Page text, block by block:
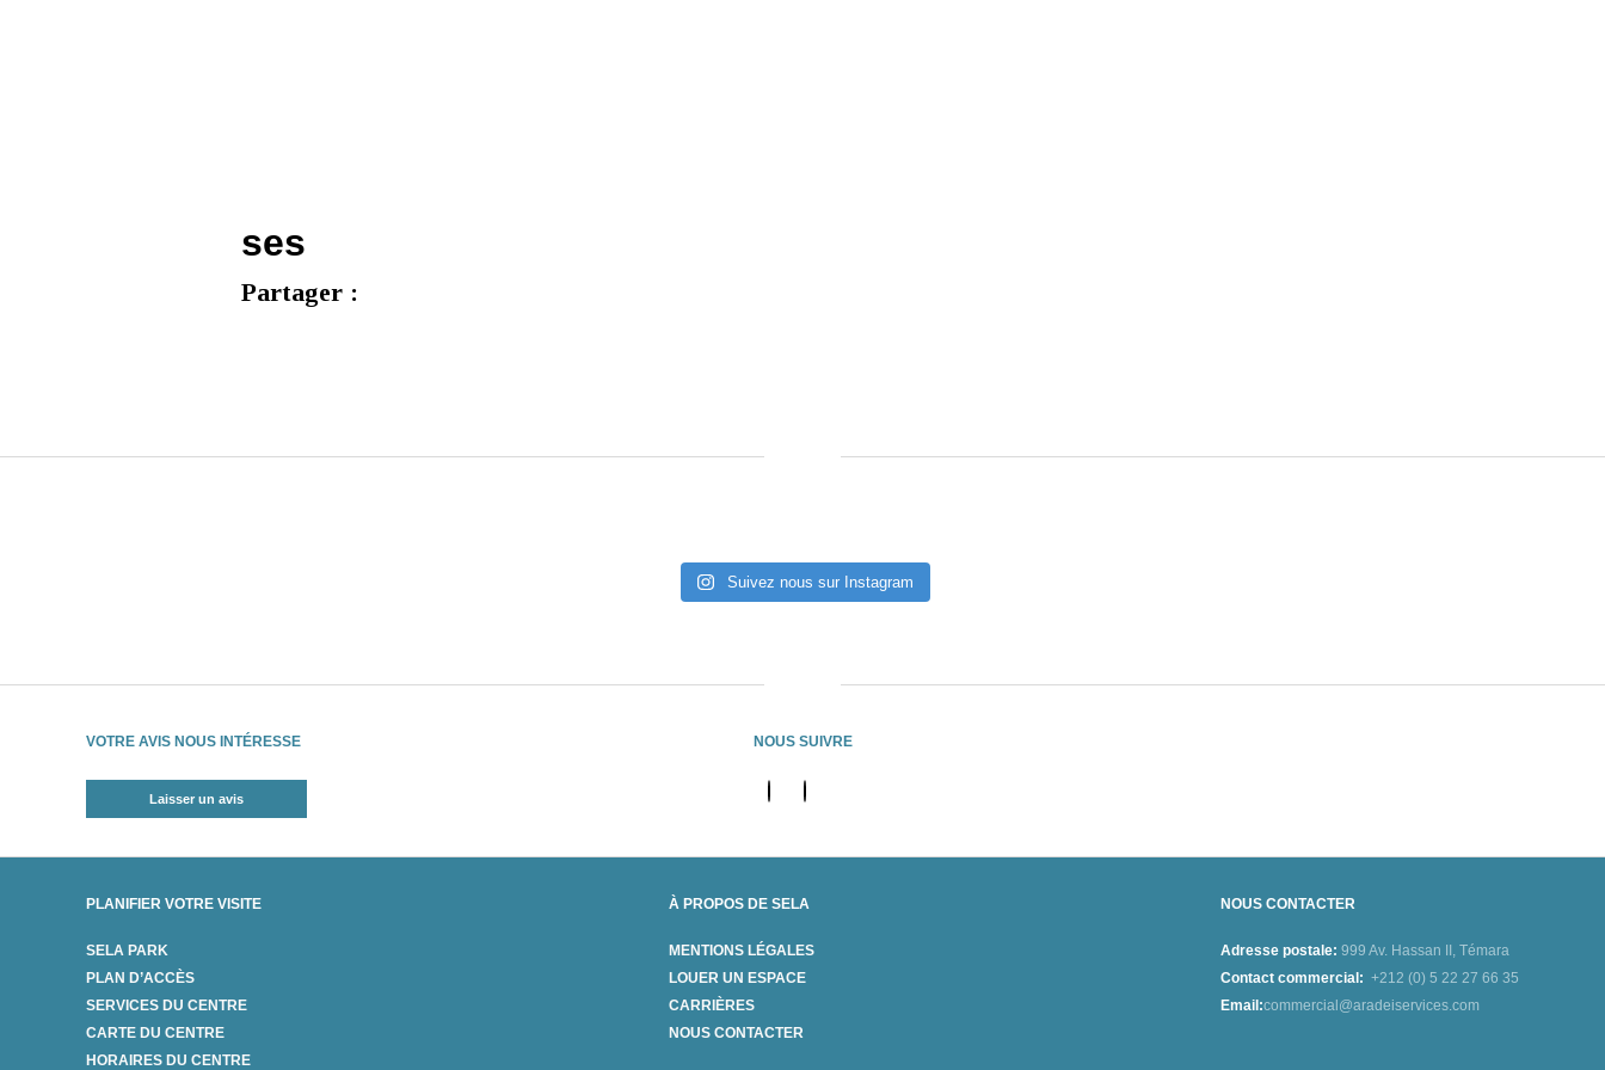
ses
Partager :
Suivez nous sur Instagram
VOTRE AVIS NOUS INTÉRESSE
Laisser un avis
NOUS SUIVRE
PLANIFIER VOTRE VISITE
SELA PARK
PLAN D’ACCÈS
SERVICES DU CENTRE
CARTE DU CENTRE
HORAIRES DU CENTRE
À PROPOS DE SELA
MENTIONS LÉGALES
LOUER UN ESPACE
CARRIÈRES
NOUS CONTACTER
NOUS CONTACTER
Adresse postale: 999 Av. Hassan II, Témara
Contact commercial: +212 (0) 5 22 27 66 35
Email:commercial@aradeiservices.com